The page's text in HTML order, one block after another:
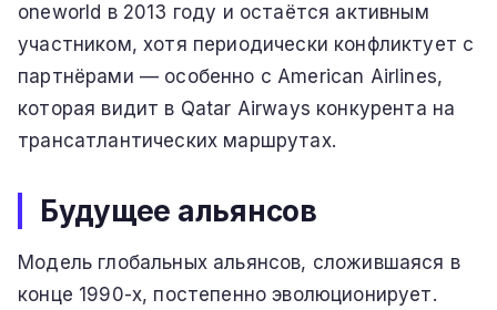
oneworld в 2013 году и остаётся активным
участником, хотя периодически конфликтует с
партнёрами — особенно с American Airlines,
которая видит в Qatar Airways конкурента на
трансатлантических маршрутах.
Будущее альянсов
Модель глобальных альянсов, сложившаяся в
конце 1990-х, постепенно эволюционирует.